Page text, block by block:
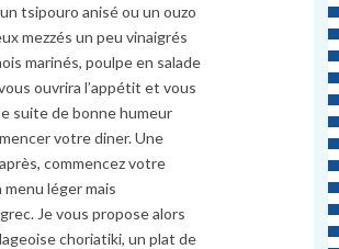
tsipouro anisé ou un ouzo
mezzés un peu vinaigrés
marinés, poulpe en salade
ouvrira l’appétit et vous
suite de bonne humeur
votre diner. Une
commencez votre
menu léger mais
Je vous propose alors
choriatiki, un plat de